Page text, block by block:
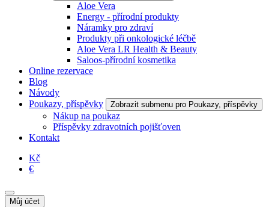
Aloe Vera
Energy - přírodní produkty
Náramky pro zdraví
Produkty při onkologické léčbě
Aloe Vera LR Health & Beauty
Saloos-přírodní kosmetika
Online rezervace
Blog
Návody
Poukazy, příspěvky
Zobrazit submenu pro Poukazy, příspěvky
Nákup na poukaz
Příspěvky zdravotních pojišťoven
Kontakt
Kč
€
Můj účet